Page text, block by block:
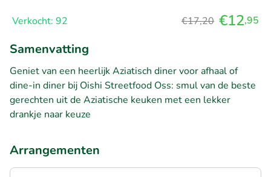
Verkocht: 92 €17,20 €12,95
Samenvatting
Geniet van een heerlijk Aziatisch diner voor afhaal of
dine-in diner bij Oishi Streetfood Oss: smul van de beste
gerechten uit de Aziatische keuken met een lekker
drankje naar keuze
Arrangementen